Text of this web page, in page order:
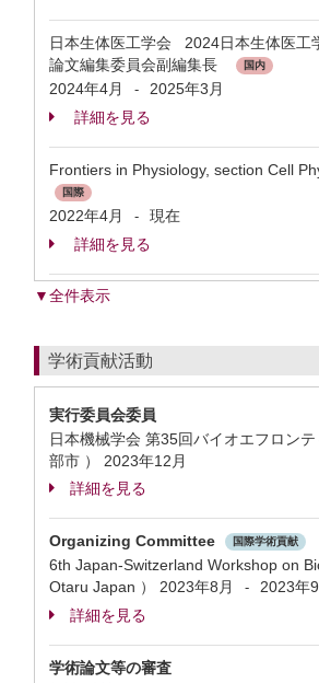
日本生体医工学会 2024日本生体医工
論文編集委員会副編集長
国内
2024年4月 -
2025年3月
詳細を見る
Frontiers in Physiology, section Cell
国際
2022年4月 -
現在
詳細を見る
▼全件表示
学術貢献活動
実行委員会委員
日本機械学会 第35回バイオエフロン
部市 ） 2023年12月
詳細を見る
Organizing Committee 国際学術貢献
6th Japan-Switzerland Workshop on
Otaru Japan ） 2023年8月 -
2023年
詳細を見る
学術論文等の審査